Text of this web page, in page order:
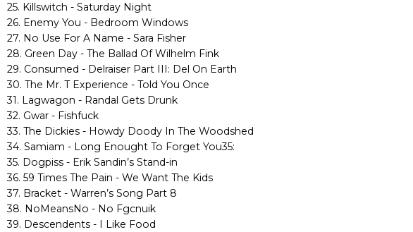
25. Killswitch - Saturday Night
26. Enemy You - Bedroom Windows
27. No Use For A Name - Sara Fisher
28. Green Day - The Ballad Of Wilhelm Fink
29. Consumed - Delraiser Part III: Del On Earth
30. The Mr. T Experience - Told You Once
31. Lagwagon - Randal Gets Drunk
32. Gwar - Fishfuck
33. The Dickies - Howdy Doody In The Woodshed
34. Samiam - Long Enought To Forget You35:
35. Dogpiss - Erik Sandin’s Stand-in
36. 59 Times The Pain - We Want The Kids
37. Bracket - Warren’s Song Part 8
38. NoMeansNo - No Fgcnuik
39. Descendents - I Like Food